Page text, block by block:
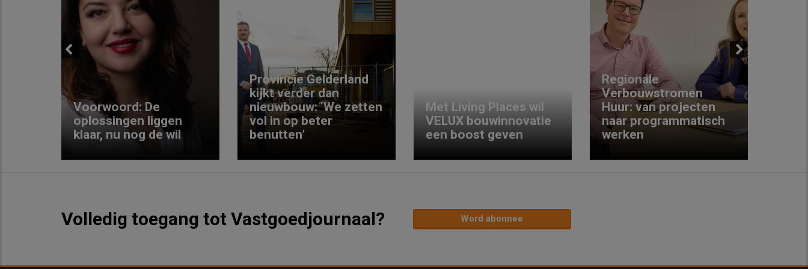
Previous
Voorwoord: De
oplossingen liggen
klaar, nu nog de wil
Provincie Gelderland
kijkt verder dan
nieuwbouw: ‘We zetten
vol in op beter
benutten’
Met Living Places wil
VELUX bouwinnovatie
een boost geven
Regionale
Verbouwstromen
Huur: van projecten
naar programmatisch
werken
Next
Volledig toegang tot Vastgoedjournaal? Word abonnee